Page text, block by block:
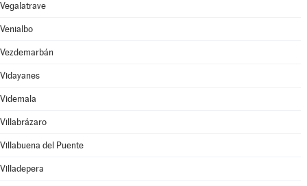
Vegalatrave
Venialbo
Vezdemarbán
Vidayanes
Videmala
Villabrázaro
Villabuena del Puente
Villadepera